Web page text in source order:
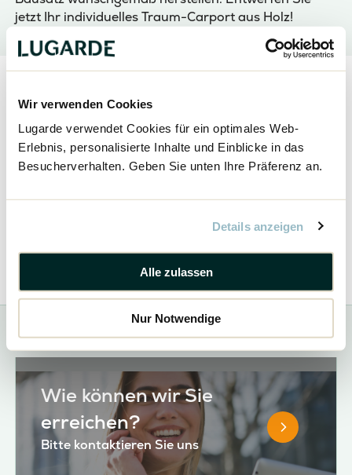
Wir verwenden Cookies
Lugarde verwendet Cookies für ein optimales Web-
Erlebnis, personalisierte Inhalte und Einblicke in das
Besucherverhalten. Geben Sie unten Ihre Präferenz an.
Details anzeigen
Alle zulassen
Nur Notwendige
jetzt Ihr individuelles Traum-Carport aus Holz!
Bestellen Sie unseren neuen
Bestellen Sie hier kostenlos und
2024-2025
Wie können wir Sie
erreichen?
Bitte kontaktieren Sie uns